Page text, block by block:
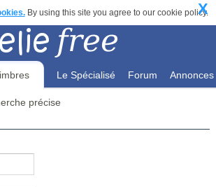
By using this site you agree to our cookie policy.
X
Le Spécialisé Forum Annonces
précise